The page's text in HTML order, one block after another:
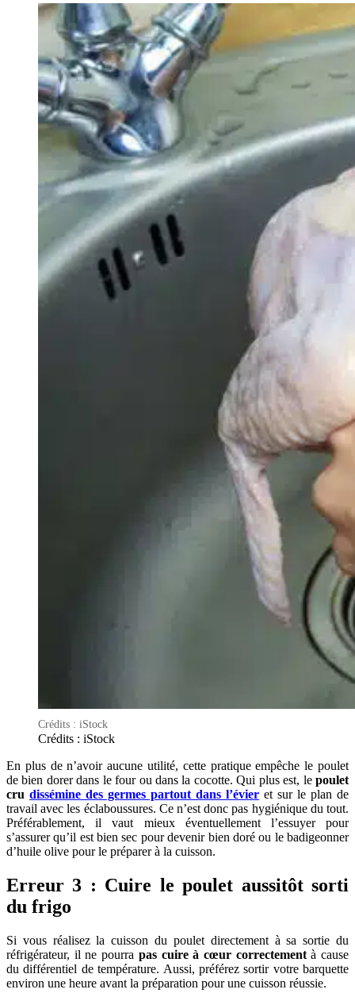
Crédits : iStock
Crédits : iStock
En plus de n’avoir aucune utilité, cette pratique empêche le poulet
de bien dorer dans le four ou dans la cocotte. Qui plus est, le poulet
cru dissémine des germes partout dans l’évier et sur le plan de
travail avec les éclaboussures. Ce n’est donc pas hygiénique du tout.
Préférablement, il vaut mieux éventuellement l’essuyer pour
s’assurer qu’il est bien sec pour devenir bien doré ou le badigeonner
d’huile olive pour le préparer à la cuisson.
Erreur 3 : Cuire le poulet aussitôt sorti
du frigo
Si vous réalisez la cuisson du poulet directement à sa sortie du
réfrigérateur, il ne pourra pas cuire à cœur correctementà cause
du différentiel de température. Aussi, préférez sortir votre barquette
environ une heure avant la préparation pour une cuisson réussie.